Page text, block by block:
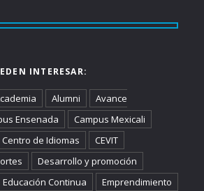
INTERESAR:
Alumni
Avance
Ensenada
Campus Mexicali
Centro de Idiomas
CEVIT
Desarrollo y promoción
Educación Continua
Emprendimiento